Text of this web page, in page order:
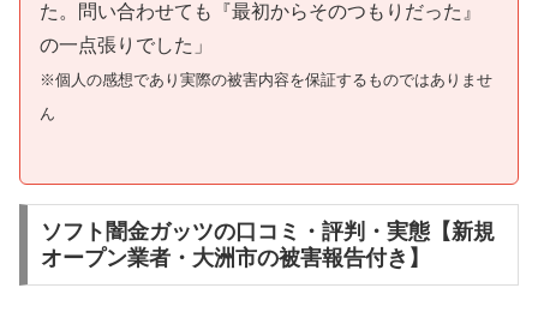
た。問い合わせても『最初からそのつもりだった』
の一点張りでした」
※個人の感想であり実際の被害内容を保証するものではありませ
ん
ソフト闇金ガッツの口コミ・評判・実態【新規
オープン業者・大洲市の被害報告付き】